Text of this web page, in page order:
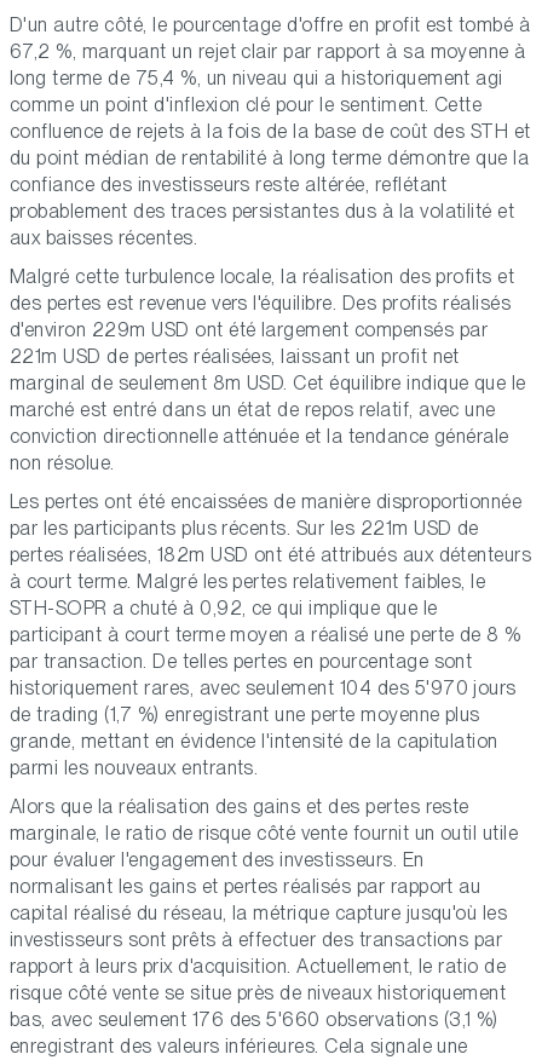
D'un autre côté, le pourcentage d'offre en profit est tombé à
67,2 %, marquant un rejet clair par rapport à sa moyenne à
long terme de 75,4 %, un niveau qui a historiquement agi
comme un point d'inflexion clé pour le sentiment. Cette
confluence de rejets à la fois de la base de coût des STH et
du point médian de rentabilité à long terme démontre que la
confiance des investisseurs reste altérée, reflétant
probablement des traces persistantes dus à la volatilité et
aux baisses récentes.
Malgré cette turbulence locale, la réalisation des profits et
des pertes est revenue vers l'équilibre. Des profits réalisés
d'environ 229m USD ont été largement compensés par
221m USD de pertes réalisées, laissant un profit net
marginal de seulement 8m USD. Cet équilibre indique que le
marché est entré dans un état de repos relatif, avec une
conviction directionnelle atténuée et la tendance générale
non résolue.
Les pertes ont été encaissées de manière disproportionnée
par les participants plus récents. Sur les 221m USD de
pertes réalisées, 182m USD ont été attribués aux détenteurs
à court terme. Malgré les pertes relativement faibles, le
STH-SOPR a chuté à 0,92, ce qui implique que le
participant à court terme moyen a réalisé une perte de 8 %
par transaction. De telles pertes en pourcentage sont
historiquement rares, avec seulement 104 des 5'970 jours
de trading (1,7 %) enregistrant une perte moyenne plus
grande, mettant en évidence l'intensité de la capitulation
parmi les nouveaux entrants.
Alors que la réalisation des gains et des pertes reste
marginale, le ratio de risque côté vente fournit un outil utile
pour évaluer l'engagement des investisseurs. En
normalisant les gains et pertes réalisés par rapport au
capital réalisé du réseau, la métrique capture jusqu'où les
investisseurs sont prêts à effectuer des transactions par
rapport à leurs prix d'acquisition. Actuellement, le ratio de
risque côté vente se situe près de niveaux historiquement
bas, avec seulement 176 des 5'660 observations (3,1 %)
enregistrant des valeurs inférieures. Cela signale une